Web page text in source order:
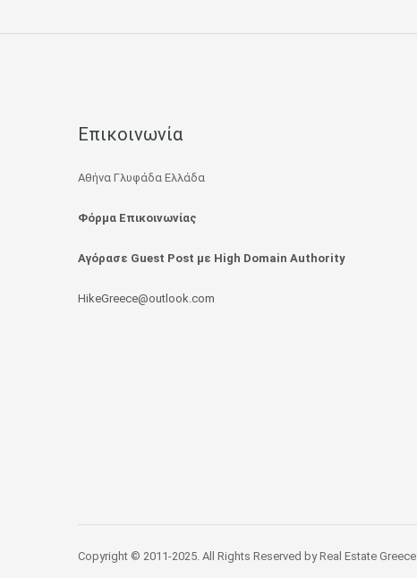
Επικοινωνία
Αθήνα Γλυφάδα Ελλάδα
Φόρμα Επικοινωνίας
Αγόρασε Guest Post με High Domain Authority
HikeGreece@outlook.com
Copyright © 2011-2025. All Rights Reserved by Real Estate Greece